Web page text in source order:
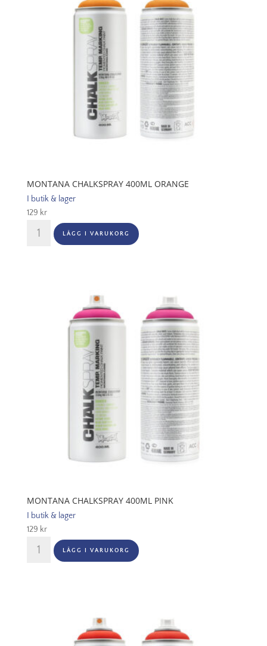
MONTANA CHALKSPRAY 400ML ORANGE
I butik & lager
129 kr
Montana
Chalkspray
LÄGG I VARUKORG
MONTANA CHALKSPRAY 400ML PINK
I butik & lager
129 kr
Montana
Chalkspray
LÄGG I VARUKORG